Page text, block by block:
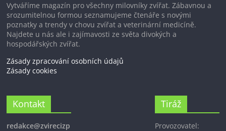
Vytváříme magazín pro všechny milovníky zvířat. Zábavnou a
srozumitelnou formou seznamujeme čtenáře s novými
poznatky a trendy v chovu zvířat a veterinární medicíně.
Najdete u nás ale i zajímavosti ze světa divokých a
hospodářských zvířat.
Zásady zpracování osobních údajů
Zásady cookies
Kontakt
redakce@zvirecizp
Tiráž
Provozovatel: